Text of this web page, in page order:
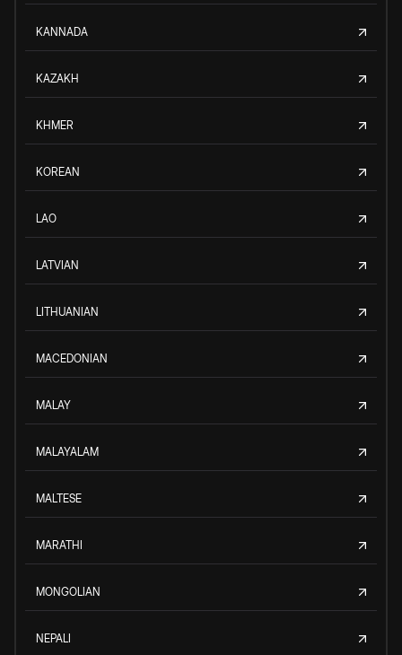
KANNADA
KAZAKH
KHMER
KOREAN
LAO
LATVIAN
LITHUANIAN
MACEDONIAN
MALAY
MALAYALAM
MALTESE
MARATHI
MONGOLIAN
NEPALI